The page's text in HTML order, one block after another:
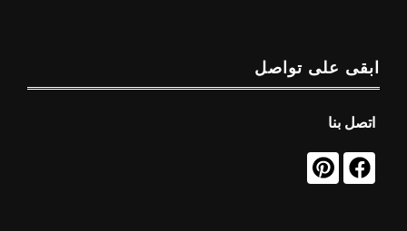
ابقى على تواصل
اتصل بنا